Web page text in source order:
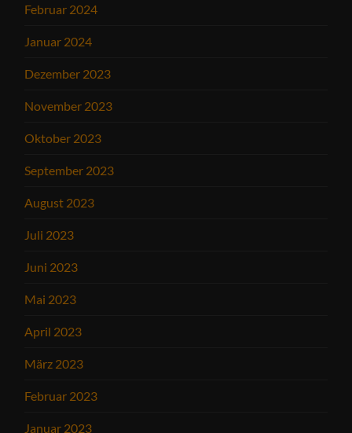
Februar 2024
Januar 2024
Dezember 2023
November 2023
Oktober 2023
September 2023
August 2023
Juli 2023
Juni 2023
Mai 2023
April 2023
März 2023
Februar 2023
Januar 2023